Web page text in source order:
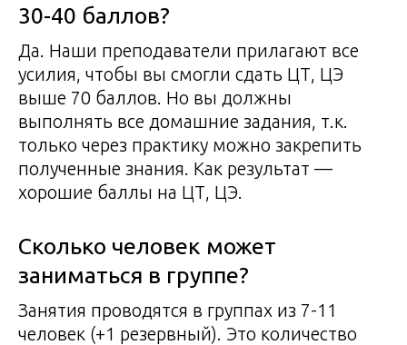
30-40 баллов?
Да. Наши преподаватели прилагают все
усилия, чтобы вы смогли сдать ЦТ, ЦЭ
выше 70 баллов. Но вы должны
выполнять все домашние задания, т.к.
только через практику можно закрепить
полученные знания. Как результат —
хорошие баллы на ЦТ, ЦЭ.
Сколько человек может
заниматься в группе?
Занятия проводятся в группах из 7-11
человек (+1 резервный). Это количество